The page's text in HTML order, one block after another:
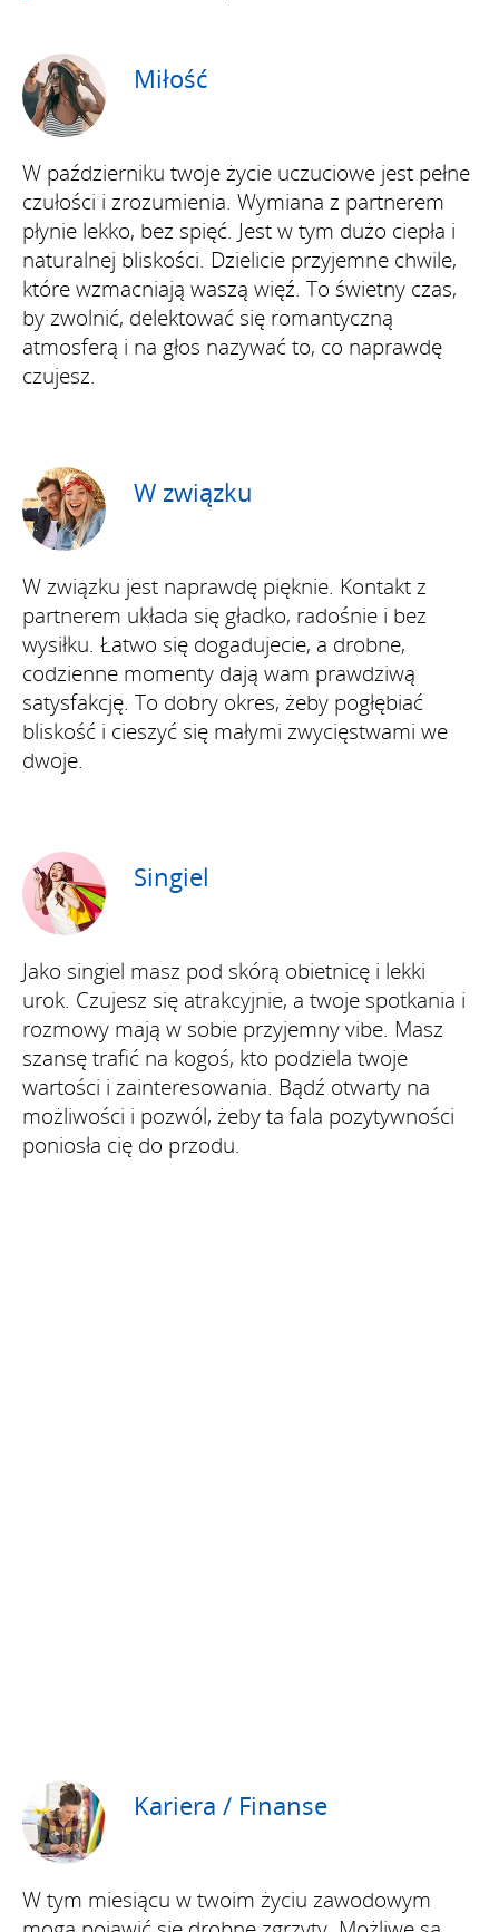
Miłość
W październiku twoje życie uczuciowe jest pełne
czułości i zrozumienia. Wymiana z partnerem
płynie lekko, bez spięć. Jest w tym dużo ciepła i
naturalnej bliskości. Dzielicie przyjemne chwile,
które wzmacniają waszą więź. To świetny czas,
by zwolnić, delektować się romantyczną
atmosferą i na głos nazywać to, co naprawdę
czujesz.
W związku
W związku jest naprawdę pięknie. Kontakt z
partnerem układa się gładko, radośnie i bez
wysiłku. Łatwo się dogadujecie, a drobne,
codzienne momenty dają wam prawdziwą
satysfakcję. To dobry okres, żeby pogłębiać
bliskość i cieszyć się małymi zwycięstwami we
dwoje.
Singiel
Jako singiel masz pod skórą obietnicę i lekki
urok. Czujesz się atrakcyjnie, a twoje spotkania i
rozmowy mają w sobie przyjemny vibe. Masz
szansę trafić na kogoś, kto podziela twoje
wartości i zainteresowania. Bądź otwarty na
możliwości i pozwól, żeby ta fala pozytywności
poniosła cię do przodu.
Kariera / Finanse
W tym miesiącu w twoim życiu zawodowym